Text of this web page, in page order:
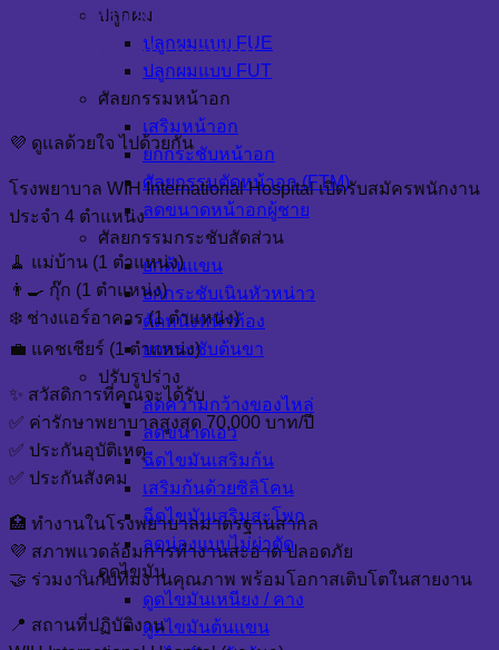
ปลูกผม
ปลูกผมแบบ FUE
ปลูกผมแบบ FUT
ศัลยกรรมหน้าอก
เสริมหน้าอก
ยกกระชับหน้าอก
ศัลยกรรมตัดหน้าอก (FTM)
ลดขนาดหน้าอกผู้ชาย
ศัลยกรรมกระชับสัดส่วน
ยกต้นแขน
ยกกระชับเนินหัวหน่าว
ตัดหนังหน้าท้อง
ยกกระชับต้นขา
ปรับรูปร่าง
ลดความกว้างของไหล่
ลดขนาดเอว
ฉีดไขมันเสริมก้น
เสริมก้นด้วยซิลิโคน
ฉีดไขมันเสริมสะโพก
ลดน่องแบบไม่ผ่าตัด
ดูดไขมัน
ดูดไขมันเหนียง / คาง
ดูดไขมันต้นแขน
📢 ร่วมเป็นส่วนหนึ่งของทีม WIH
International Hospital
💜 ดูแลด้วยใจ ไปด้วยกัน
โรงพยาบาล WIH International Hospital เปิดรับสมัครพนักงาน
ประจำ 4 ตำแหน่ง
🧹 แม่บ้าน (1 ตำแหน่ง)
👨‍🍳 กุ๊ก (1 ตำแหน่ง)
❄️ ช่างแอร์อาคาร (1 ตำแหน่ง)
💼 แคชเชียร์ (1 ตำแหน่ง)
✨ สวัสดิการที่คุณจะได้รับ
✅ ค่ารักษาพยาบาลสูงสุด 70,000 บาท/ปี
✅ ประกันอุบัติเหตุ
✅ ประกันสังคม
🏥 ทำงานในโรงพยาบาลมาตรฐานสากล
💜 สภาพแวดล้อมการทำงานสะอาด ปลอดภัย
🤝 ร่วมงานกับทีมงานคุณภาพ พร้อมโอกาสเติบโตในสายงาน
📍 สถานที่ปฏิบัติงาน